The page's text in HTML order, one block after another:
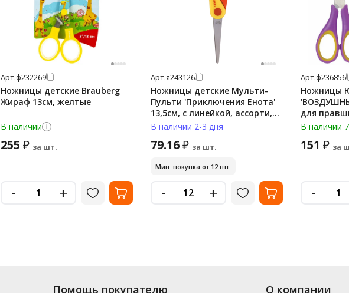
Арт.ф232269
Ножницы детские Brauberg
Жираф 13см, желтые
В наличии
255 ₽ за шт.
- +
Арт.я243126
Ножницы детские Мульти-
Пульти 'Приключения Енота'
13,5см, с линейкой, ассорти,
европодвес
В наличии 2-3 дня
79.16₽ за шт.
Мин. покупка от 12 шт.
- +
Арт.ф236856
Ножницы
для
вставки,
В наличии
151 ₽ за
-
Помощь покупателю О компании